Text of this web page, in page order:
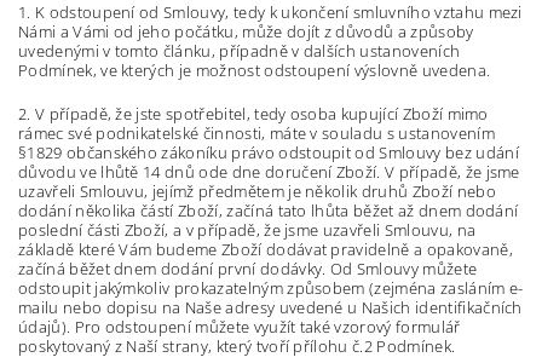
1. K odstoupení od Smlouvy, tedy k ukončení smluvního vztahu mezi
Námi a Vámi od jeho počátku, může dojít z důvodů a způsoby
uvedenými v tomto článku, případně v dalších ustanoveních
Podmínek, ve kterých je možnost odstoupení výslovně uvedena.
2. V případě, že jste spotřebitel, tedy osoba kupující Zboží mimo
rámec své podnikatelské činnosti, máte v souladu s ustanovením
§1829 občanského zákoníku právo odstoupit od Smlouvy bez udání
důvodu ve lhůtě 14 dnů ode dne doručení Zboží. V případě, že jsme
uzavřeli Smlouvu, jejímž předmětem je několik druhů Zboží nebo
dodání několika částí Zboží, začíná tato lhůta běžet až dnem dodání
poslední části Zboží, a v případě, že jsme uzavřeli Smlouvu, na
základě které Vám budeme Zboží dodávat pravidelně a opakovaně,
začíná běžet dnem dodání první dodávky. Od Smlouvy můžete
odstoupit jakýmkoliv prokazatelným způsobem (zejména zasláním e-
mailu nebo dopisu na Naše adresy uvedené u Našich identifikačních
údajů). Pro odstoupení můžete využít také vzorový formulář
poskytovaný z Naší strany, který tvoří přílohu č.2 Podmínek.